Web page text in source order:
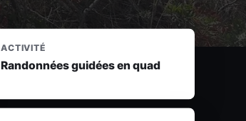
ACTIVITÉ
Randonnées guidées en quad